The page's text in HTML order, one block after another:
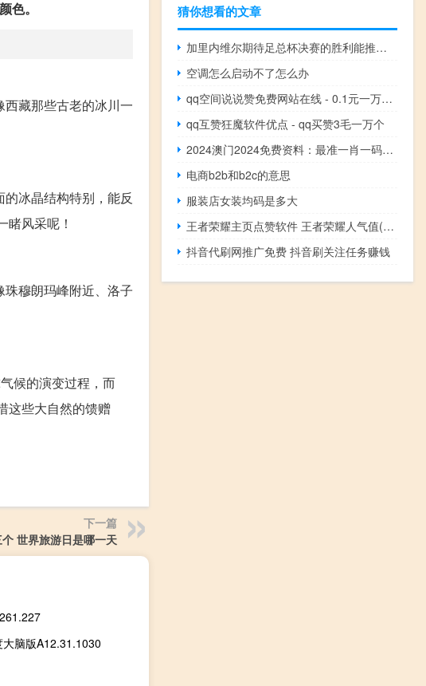
色。
藏那些古老的冰川一
冰晶结构特别，能反
风采呢！
穆朗玛峰附近、洛子
候的演变过程，而
这些大自然的馈赠
下一篇
世界旅游日是哪一天
脑版A12.31.1030
猜你想看的文章
加里内维尔期待足总杯决赛的胜利能推动曼联迈向更大成功
空调怎么启动不了怎么办
qq空间说说赞免费网站在线 - 0.1元一万粉丝 ks业务24小时在线下单
qq互赞狂魔软件优点 - qq买赞3毛一万个
2024澳门2024免费资料：最准一肖一码100%今晚-广泛的解析落实-1198.3D.A47
电商b2b和b2c的意思
服装店女装均码是多大
王者荣耀主页点赞软件 王者荣耀人气值(王者首页点赞)
抖音代刷网推广免费 抖音刷关注任务赚钱